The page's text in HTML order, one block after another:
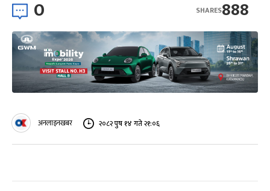
0 888
SHARES
अनलाइनखबर २०८२ पुष १४ गते २१:०६